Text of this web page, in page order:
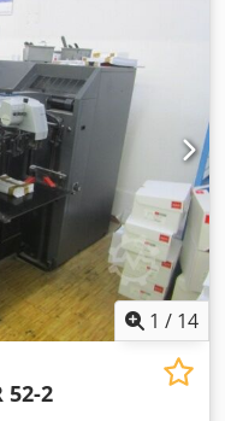
1 / 14
52-2